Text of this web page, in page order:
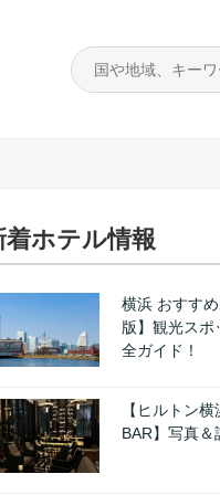
着ホテル情報
横浜 おすす
版】観光スポ
全ガイド！
【ヒルトン
BAR】写真＆